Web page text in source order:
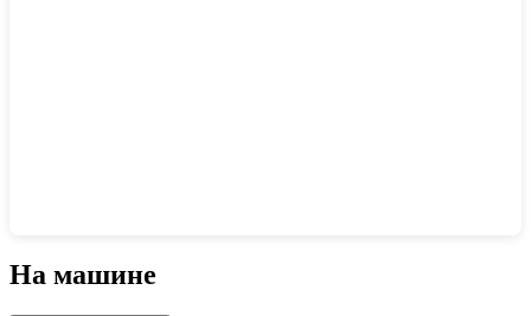
На машине